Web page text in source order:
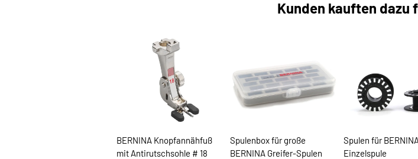
Kunden kauften dazu
BERNINA Knopfannähfuß
mit Antirutschsohle # 18
Spulenbox für große
BERNINA Greifer-Spulen
Spulen für
Einzelspule